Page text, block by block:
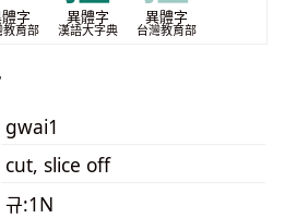
字
教育部
異體字
漢語大字典
異體字
台灣教育部
gwai1
cut, slice off
규:1N